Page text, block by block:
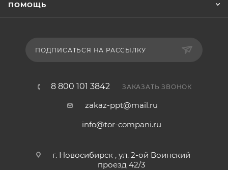
ПОМОЩЬ
ПОДПИСАТЬСЯ НА РАССЫЛКУ
8 800 101 3842 ЗАКАЗАТЬ ЗВОНОК
zakaz-ppt@mail.ru
info@tor-compani.ru
г. Новосибирск , ул. 2-ой Воинский
проезд 42/3